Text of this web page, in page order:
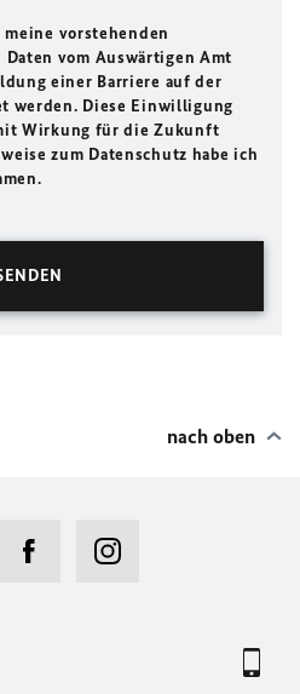
vorstehenden
Daten vom Auswärtigen Amt
einer Barriere auf der
werden. Diese Einwilligung
Wirkung für die Zukunft
zum Datenschutz habe ich
nach oben